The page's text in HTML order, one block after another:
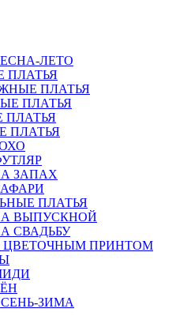
ЛЕТО
ПЛАТЬЯ
ПЛАТЬЯ
ПЛАТЬЯ
ПЛАТЬЯ
ПЛАТЬЯ
ЗАПАХ
ПЛАТЬЯ
ВЫПУСКНОЙ
СВАДЬБУ
ЦВЕТОЧНЫМ ПРИНТОМ
ЗИМА